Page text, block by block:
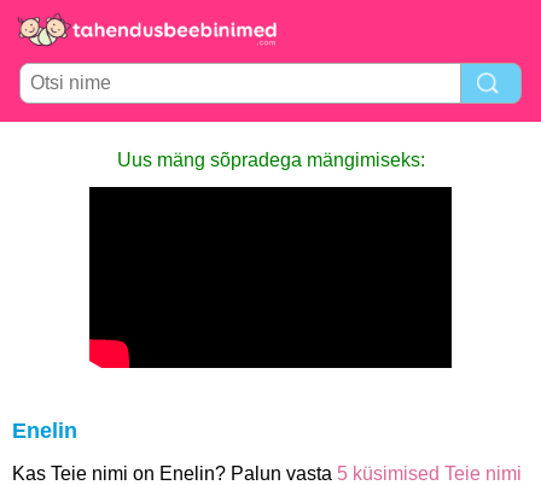
Uus mäng sõpradega mängimiseks:
Enelin
Kas Teie nimi on Enelin? Palun vasta 5 küsimised Teie nimi